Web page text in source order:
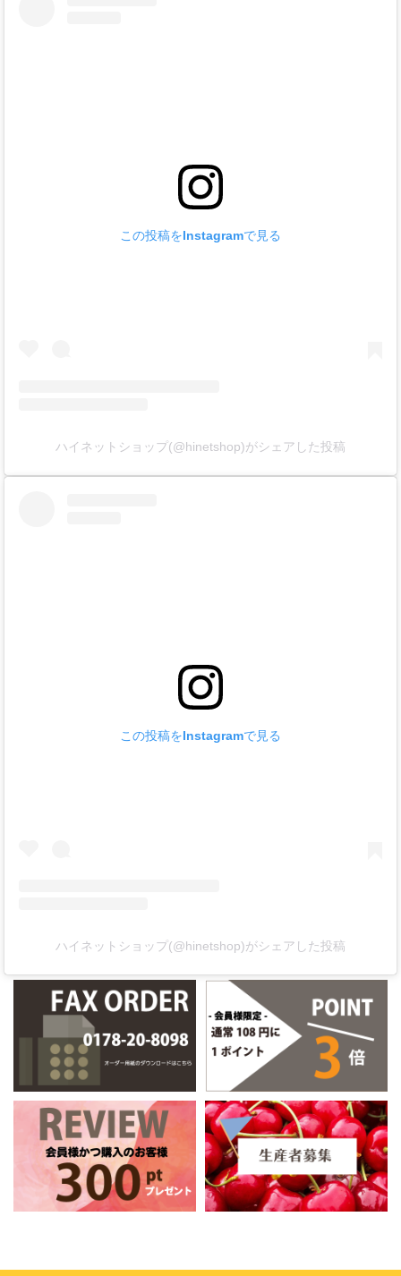
この投稿をInstagramで見る
ハイネットショップ(@hinetshop)がシェアした投稿
この投稿をInstagramで見る
ハイネットショップ(@hinetshop)がシェアした投稿